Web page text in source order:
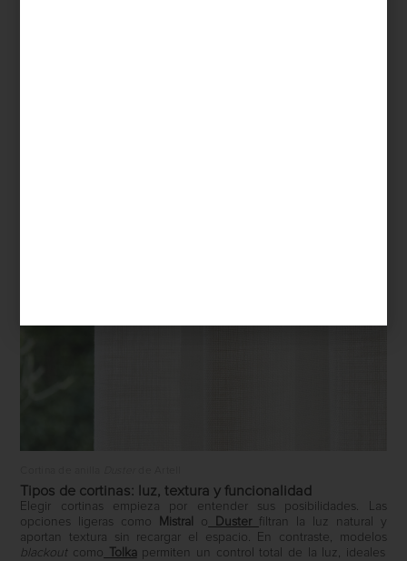
Tipos de cortinas: luz, textura y funcionalidad
Elegir cortinas empieza por entender sus posibilidades. Las
opciones ligeras como
Mistral o Duster
filtran la luz natural y
aportan textura sin recargar el espacio. En contraste, modelos
blackoutcomo Tolkapermiten un control total de la luz, ideales